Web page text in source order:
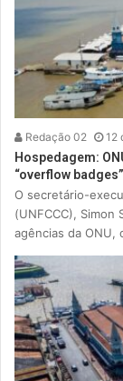
Redação 02 12
Hospedagem:
“overflow
O secretário-
(UNFCCC),
agências da ONU,